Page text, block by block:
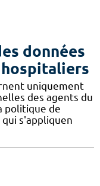
données
uniquement
des agents du
politique de
s'appliquen